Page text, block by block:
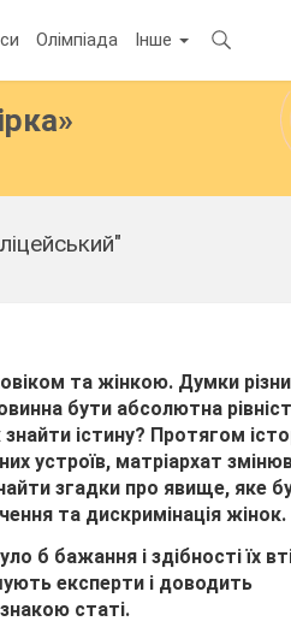
Олімпіада Інше
та жінкою. Думки
бути абсолютна
істину? Протягом
устроїв, матріархат
згадки про явище, яке
та дискримінація жінок.
б бажання і здібності їх
експерти і доводить
статі.